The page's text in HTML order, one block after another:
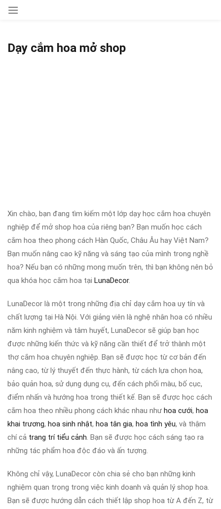
Dạy cắm hoa mở shop
Xin chào, bạn đang tìm kiếm một lớp dạy học cắm hoa chuyên
nghiệp để mở shop hoa của riêng bạn? Bạn muốn học cách
cắm hoa theo phong cách Hàn Quốc, Châu Âu hay Việt Nam?
Bạn muốn nâng cao kỹ năng và sáng tạo của mình trong nghề
hoa? Nếu bạn có những mong muốn trên, thì bạn không nên bỏ
qua khóa học cắm hoa tại LunaDecor.
LunaDecor là một trong những địa chỉ dạy cắm hoa uy tín và
chất lượng tại Hà Nội. Với giảng viên là nghệ nhân hoa có nhiều
năm kinh nghiệm và tâm huyết, LunaDecor sẽ giúp bạn học
được những kiến thức và kỹ năng cần thiết để trở thành một
thợ cắm hoa chuyên nghiệp. Bạn sẽ được học từ cơ bản đến
nâng cao, từ lý thuyết đến thực hành, từ cách lựa chọn hoa,
bảo quản hoa, sử dụng dụng cụ, đến cách phối màu, bố cục,
điểm nhấn và hướng hoa trong thiết kế. Bạn sẽ được học cách
cắm hoa theo nhiều phong cách khác nhau như hoa cưới, hoa
khai trương, hoa sinh nhật, hoa tân gia, hoa tình yêu, và thậm
chí cả trang trí tiểu cảnh. Bạn sẽ được học cách sáng tạo ra
những tác phẩm hoa độc đáo và ấn tượng.
Không chỉ vậy, LunaDecor còn chia sẻ cho bạn những kinh
nghiệm quan trọng trong việc kinh doanh và quản lý shop hoa.
Bạn sẽ được hướng dẫn cách thiết lập shop hoa từ A đến Z, từ